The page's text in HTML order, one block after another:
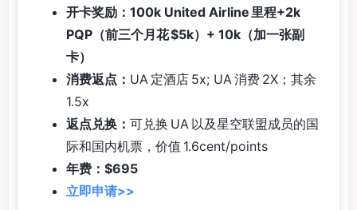
开卡奖励：100k United Airline 里程+2k
PQP（前三个月花 $5k）+ 10k（加一张副
卡）
消费返点： UA 定酒店 5x; UA 消费 2X；其余
1.5x
返点兑换： 可兑换 UA 以及星空联盟成员的国
际和国内机票，价值 1.6cent/points
年费：$695
立即申请>>